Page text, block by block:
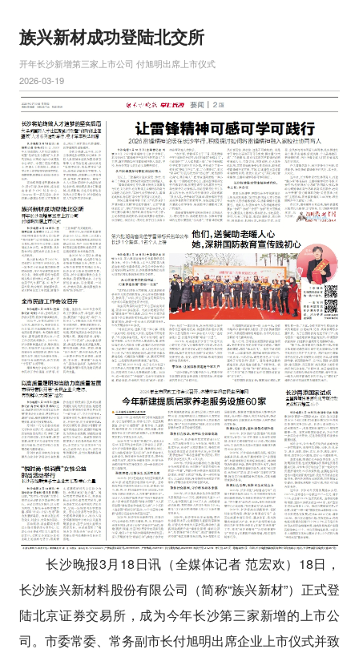
族兴新材成功登陆北交所
开年长沙新增第三家上市公司 付旭明出席上市仪式
2026-03-19
长沙晚报3月18日讯（全媒体记者 范宏欢）18日，
长沙族兴新材料股份有限公司（简称“族兴新材”）正式登
陆北京证券交易所，成为今年长沙第三家新增的上市公
司。市委常委、常务副市长付旭明出席企业上市仪式并致